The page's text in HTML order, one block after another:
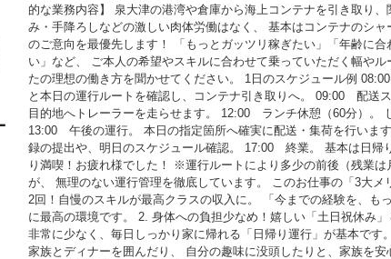
的な業務内容】 泉大津の港湾や倉庫から海上コンテナを引き取り
み・手降ろしなどの激しい肉体労働はなく、 基本はコンテナのシ
のご意向を最優先します！ 「もっとガッツリ稼ぎたい」「年齢に
い」など、 ご本人の希望やスキルに合わせて乗っていただく幅や
たの理想の働き方を聞かせてください。 1日のスケジュール例
と本日の運行ルートを確認し、コンテナ引き取りへ。 09:00 配送
目的地へトレーラーを走らせます。 12:00 ランチ休憩（60分）。
13:00 午後の運行。 本日の指定箇所へ確実に配送・集荷を行いま
録の提出や、明日のスケジュール確認。 17:00 終業。 基本は日帰
り満喫！お疲れ様でした！ ※運行ルートにより多少の前後（残業は
が、 無理のない運行管理を徹底しています。 このお仕事の「3大
2回！自慢のスキルが最高クラスの収入に。 「今までの経験を、も
に最高の環境です。 2. 身体への負担少なめ！嬉しい「土日祝休み
非常に少なく、毎日しっかり家に帰れる「日帰り運行」が基本です
家族とディナーを囲んだり、 自分の趣味に没頭したりと、家族を